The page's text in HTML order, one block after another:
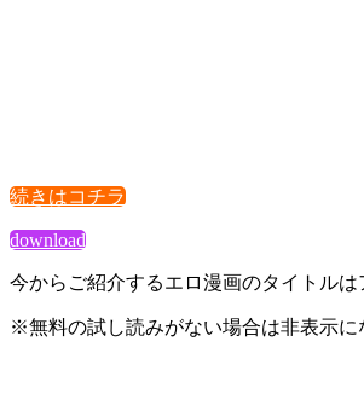
続きはコチラ
download
今からご紹介するエロ漫画のタイトル
※無料の試し読みがない場合は非表示に